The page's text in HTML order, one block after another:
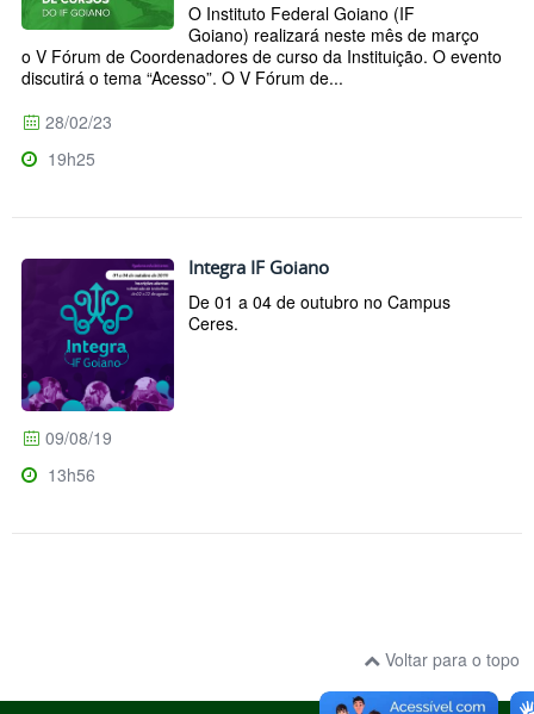
O Instituto Federal Goiano (IF
Goiano) realizará neste mês de março
o V Fórum de Coordenadores de curso da Instituição. O evento
discutirá o tema “Acesso”. O V Fórum de...
28/02/23
19h25
Integra IF Goiano
De 01 a 04 de outubro no Campus
Ceres.
09/08/19
13h56
Voltar para o topo